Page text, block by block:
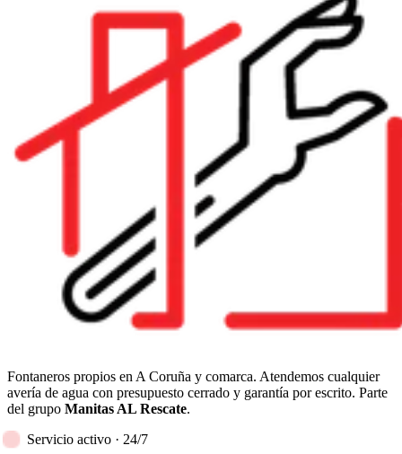
Fontaneros propios en A Coruña y comarca. Atendemos cualquier
avería de agua con presupuesto cerrado y garantía por escrito. Parte
del grupo Manitas AL Rescate.
Servicio activo · 24/7